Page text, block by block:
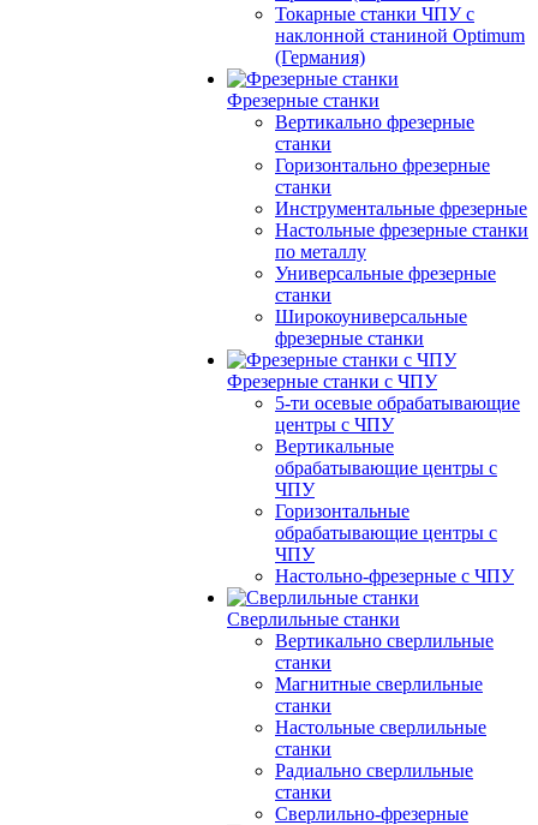
Токарные станки ЧПУ с
наклонной станиной Optimum
(Германия)
Фрезерные станки
Вертикально фрезерные
станки
Горизонтально фрезерные
станки
Инструментальные фрезерные
Настольные фрезерные станки
по металлу
Универсальные фрезерные
станки
Широкоуниверсальные
фрезерные станки
Фрезерные станки с ЧПУ
5-ти осевые обрабатывающие
центры с ЧПУ
Вертикальные
обрабатывающие центры с
ЧПУ
Горизонтальные
обрабатывающие центры с
ЧПУ
Настольно-фрезерные с ЧПУ
Сверлильные станки
Вертикально сверлильные
станки
Магнитные сверлильные
станки
Настольные сверлильные
станки
Радиально сверлильные
станки
Сверлильно-фрезерные